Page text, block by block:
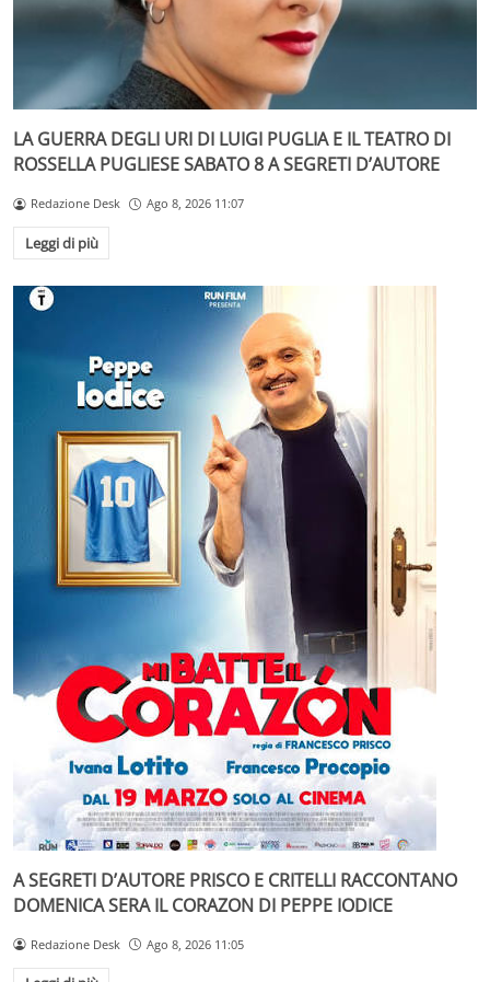
LA GUERRA DEGLI URI DI LUIGI PUGLIA E IL TEATRO DI
ROSSELLA PUGLIESE SABATO 8 A SEGRETI D’AUTORE
Redazione Desk Ago 8, 2026 11:07
Leggi di più
A SEGRETI D’AUTORE PRISCO E CRITELLI RACCONTANO
DOMENICA SERA IL CORAZON DI PEPPE IODICE
Redazione Desk Ago 8, 2026 11:05